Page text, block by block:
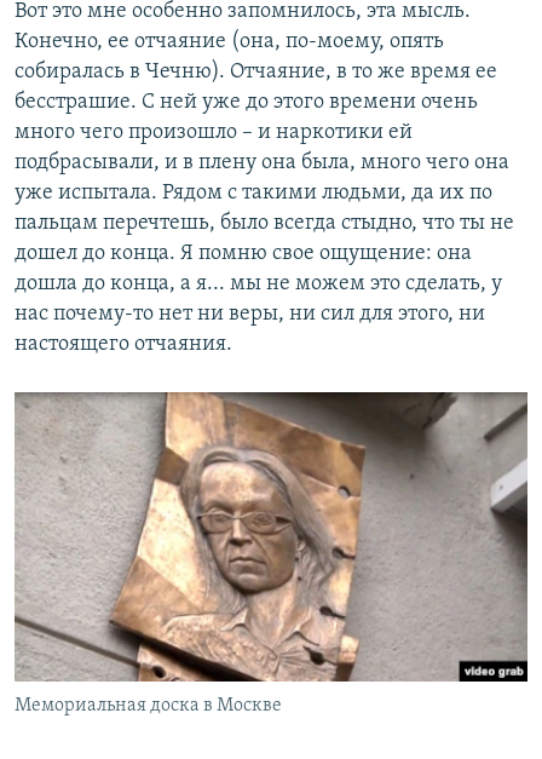
Вот это мне особенно запомнилось, эта мысль.
Конечно, ее отчаяние (она, по-моему, опять
собиралась в Чечню). Отчаяние, в то же время ее
бесстрашие. С ней уже до этого времени очень
много чего произошло – и наркотики ей
подбрасывали, и в плену она была, много чего она
уже испытала. Рядом с такими людьми, да их по
пальцам перечтешь, было всегда стыдно, что ты не
дошел до конца. Я помню свое ощущение: она
дошла до конца, а я... мы не можем это сделать, у
нас почему-то нет ни веры, ни сил для этого, ни
настоящего отчаяния.
Мемориальная доска в Москве